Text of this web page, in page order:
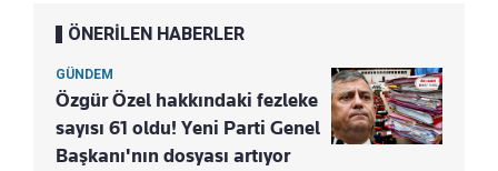
ÖNERİLEN HABERLER
GÜNDEM
Özgür Özel hakkındaki fezleke
sayısı 61 oldu! Yeni Parti Genel
Başkanı'nın dosyası artıyor